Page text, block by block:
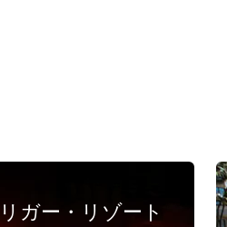
ガー・リゾート